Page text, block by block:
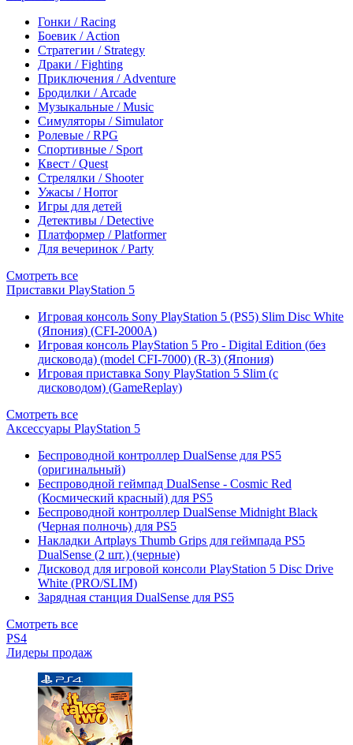
Гонки / Racing
Боевик / Action
Стратегии / Strategy
Драки / Fighting
Приключения / Adventure
Бродилки / Arcade
Музыкальные / Music
Симуляторы / Simulator
Ролевые / RPG
Спортивные / Sport
Квест / Quest
Стрелялки / Shooter
Ужасы / Horror
Игры для детей
Детективы / Detective
Платформер / Platformer
Для вечеринок / Party
Смотреть все
Приставки PlayStation 5
Игровая консоль Sony PlayStation 5 (PS5) Slim Disc White
(Япония) (CFI-2000A)
Игровая консоль PlayStation 5 Pro - Digital Edition (без
дисковода) (model CFI-7000) (R-3) (Япония)
Игровая приставка Sony PlayStation 5 Slim (с
дисководом) (GameReplay)
Смотреть все
Аксессуары PlayStation 5
Беспроводной контроллер DualSense для PS5
(оригинальный)
Беспроводной геймпад DualSense - Cosmic Red
(Космический красный) для PS5
Беспроводной контроллер DualSense Midnight Black
(Черная полночь) для PS5
Накладки Artplays Thumb Grips для геймпада PS5
DualSense (2 шт.) (черные)
Дисковод для игровой консоли PlayStation 5 Disc Drive
White (PRO/SLIM)
Зарядная станция DualSense для PS5
Смотреть все
PS4
Лидеры продаж